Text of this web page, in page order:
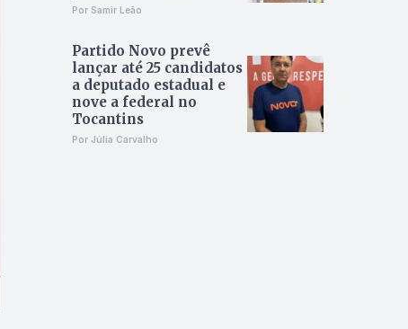
Por Samir Leão
Partido Novo prevê
lançar até 25 candidatos
a deputado estadual e
nove a federal no
Tocantins
Por Júlia Carvalho